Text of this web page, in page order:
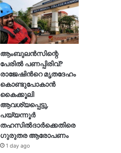
ആംബുലൻസിന്റെ
പേരിൽ പണപ്പിരിവ്?
രാജേഷിന്‍റെ മൃതദേഹം
കൊണ്ടുപോകാൻ
കൈക്കൂലി
ആവശ്യപ്പെട്ടു,
പയ്യന്നൂർ
തഹസിൽദാർക്കെതിരെ
ഗുരുതര ആരോപണം
1 day ago